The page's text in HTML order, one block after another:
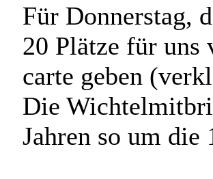
Für Donnerstag,
20 Plätze für uns
carte geben
Die
Jahren so um die